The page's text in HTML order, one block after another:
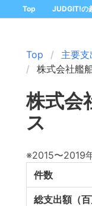
Top JUDGIT!の
Top
主要
株式会社艦
株式会
ス
※2015〜2019
件数
総支出額（百